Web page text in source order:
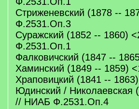
Стриженевский (1878 --
Ф.2531.Оп.3
Суражский (1852 -- 1860)
Ф.2531.Оп.1
Фалковичский (1847 --
Хаминский (1849 -- 1859)
Храповицкий (1841 --
Юдинский / Николаевская
// НИАБ Ф.2531.Оп.4